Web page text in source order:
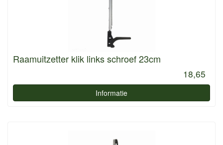
Raamuitzetter klik links schroef 23cm
18,65
Informatie